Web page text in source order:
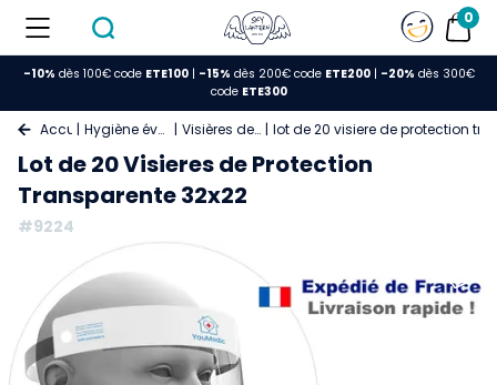
0
-10% dès 100€ code ETE100| -15% dès 200€ code ETE200| -20% dès 300€
code ETE300
Accueil Hygiène événements Visières de Sécurité lot de 20 visiere de protection
Lot de 20 Visieres de Protection
Transparente 32x22
#9224